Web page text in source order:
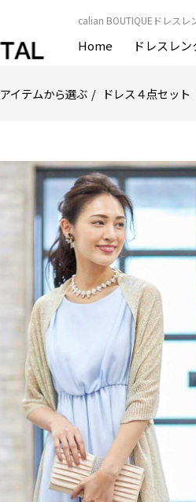
calian BOUTIQUEドレスレ
Home ドレスレ
アイテムから選ぶ ドレス４点セット